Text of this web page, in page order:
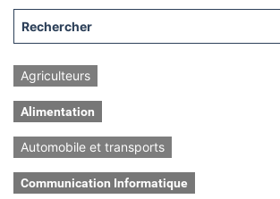
Agriculteurs
Alimentation
Automobile et transports
Communication Informatique